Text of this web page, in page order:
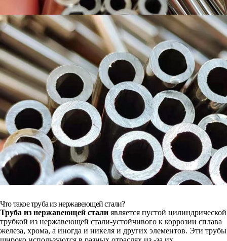
Что такое труба из нержавеющей стали?
Труба из нержавеющей стали является пустой цилиндрической
трубкой из нержавеющей стали-устойчивого к коррозии сплава
железа, хрома, а иногда и никеля и других элементов. Эти трубы